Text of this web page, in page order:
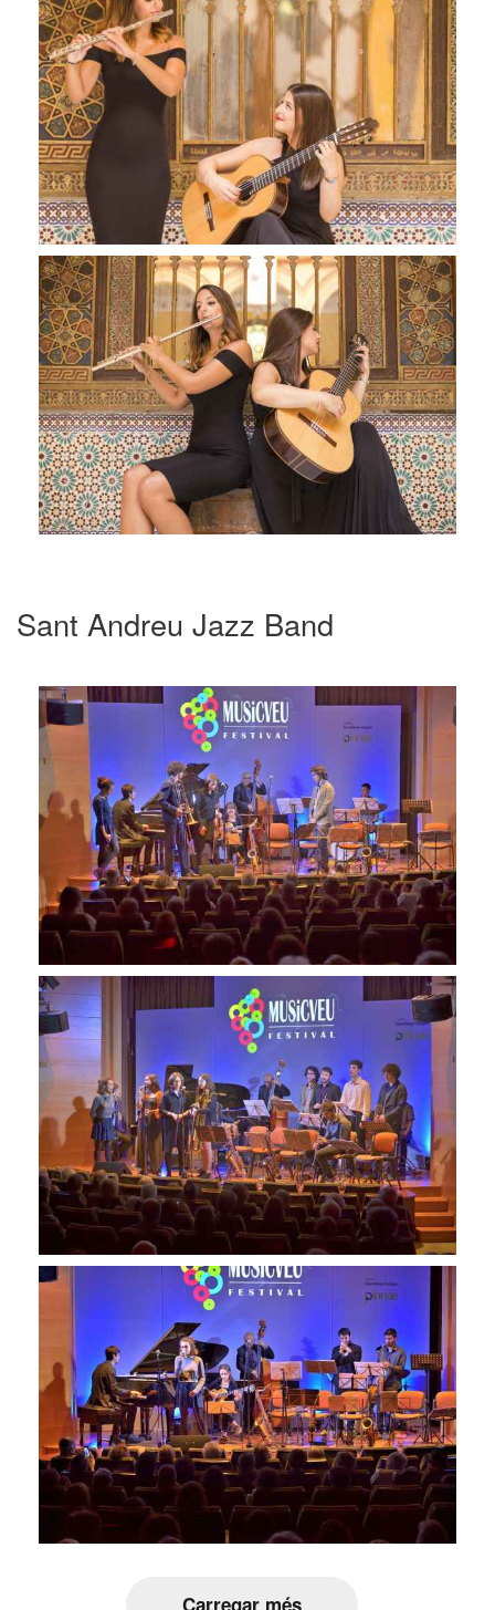
Sant Andreu Jazz Band
Carregar més